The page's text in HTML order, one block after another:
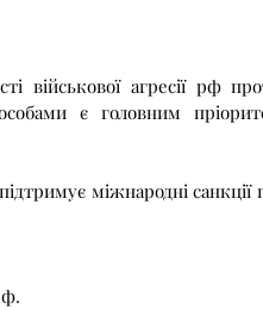
є головним